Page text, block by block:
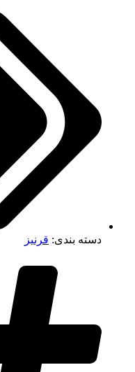
دسته بندی: قرنیز